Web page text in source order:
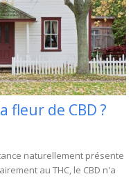
fleur de CBD ?
naturellement présente
au THC, le CBD n'a